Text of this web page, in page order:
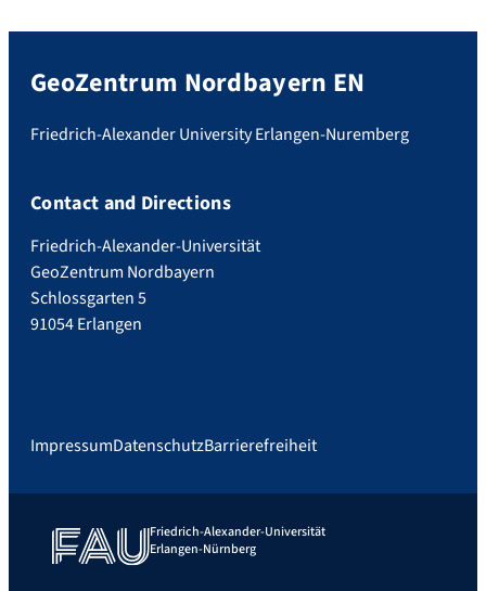
GeoZentrum Nordbayern EN
Friedrich-Alexander University Erlangen-Nuremberg
Contact and Directions
Friedrich-Alexander-Universität
GeoZentrum Nordbayern
Schlossgarten 5
91054 Erlangen
ImpressumDatenschutzBarrierefreiheit
Friedrich-Alexander-Universität
Erlangen-Nürnberg